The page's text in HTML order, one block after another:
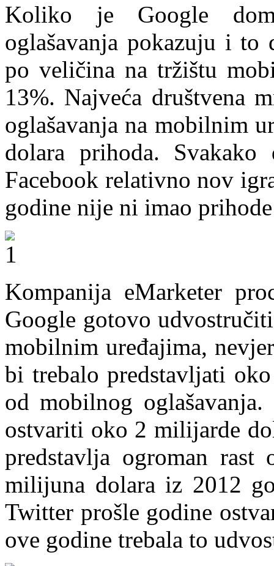
Koliko je Google
oglašavanja pokazuju i to
po veličina na tržištu
13%. Najveća društvena
oglašavanja na mobilnim
dolara prihoda.
Facebook relativno nov
godine nije ni imao
Kompanija eMarketer
Google gotovo
mobilnim uređajima,
bi trebalo predstavljati
od mobilnog
ostvariti oko 2 milijarde
predstavlja ogroman
milijuna dolara iz 2012
Twitter prošle godine
ove godine trebala to